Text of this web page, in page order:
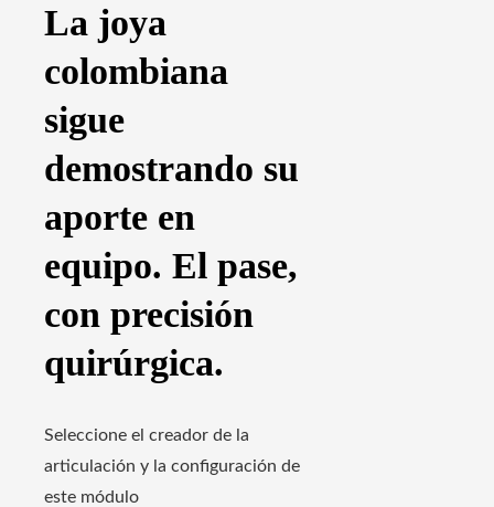
La joya
colombiana
sigue
demostrando su
aporte en
equipo. El pase,
con precisión
quirúrgica.
Seleccione el creador de la
articulación y la configuración de
este módulo